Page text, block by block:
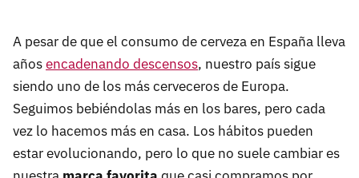
A pesar de que el consumo de cerveza en España lleva
añosencadenando descensos, nuestro país sigue
siendo uno de los más cerveceros de Europa.
Seguimos bebiéndolas más en los bares, pero cada
vez lo hacemos más en casa. Los hábitos pueden
estar evolucionando, pero lo que no suele cambiar es